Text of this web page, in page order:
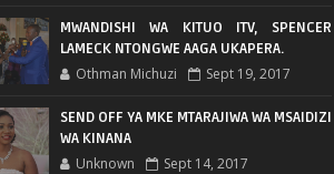
MWANDISHI WA KITUO ITV, SPENCER
LAMECK NTONGWE AAGA UKAPERA.
Othman Michuzi Sept 19, 2017
SEND OFF YA MKE MTARAJIWA WA MSAIDIZI
WA KINANA
Unknown Sept 14, 2017